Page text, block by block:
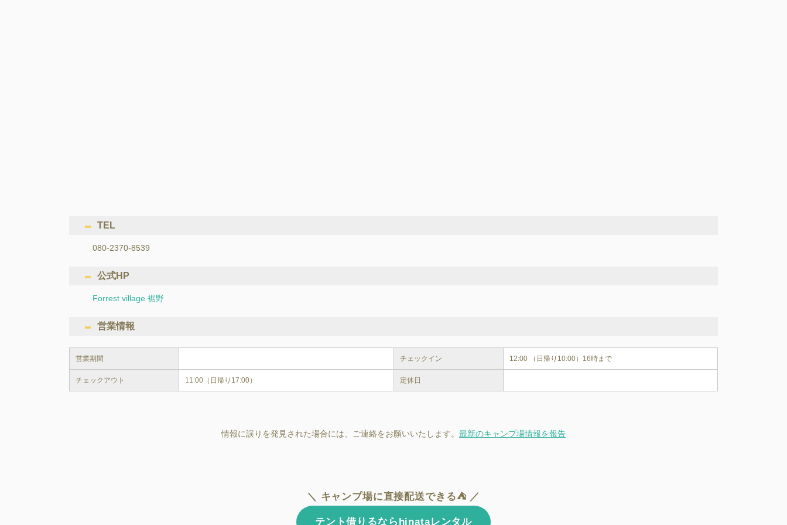
TEL
080-2370-8539
公式HP
Forrest village 裾野
営業情報
営業期間 チェックイン 12:00 （日帰り10:00）16時まで
チェックアウト 11:00（日帰り17:00） 定休日
情報に誤りを発見された場合には、ご連絡をお願いいたします。 最新のキャンプ場情報を報告
＼ キャンプ場に直接配送できる⛺ ／
テント借りるならhinataレンタル